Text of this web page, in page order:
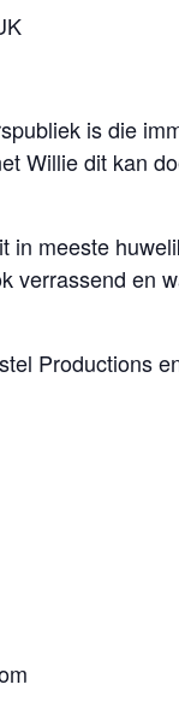
is die
Willie dit kan
in meeste
verrassend en
Productions